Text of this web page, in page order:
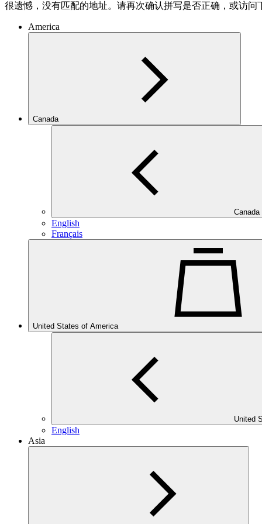
很遗憾，没有匹配的地址。请再次确认拼写是否正确，或访问
America
Canada
Canada
English
Français
United States of America
United
English
Asia